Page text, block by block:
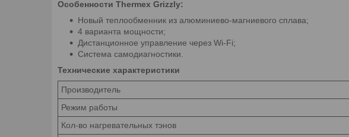
Особенности Thermex Grizzly:
Новый теплообменник из алюминиево-магниевого сплава;
4 варианта мощности;
Дистанционное управление через Wi-Fi;
Система самодиагностики.
Технические характеристики
Производитель
Режим работы
Кол-во нагревательных тэнов